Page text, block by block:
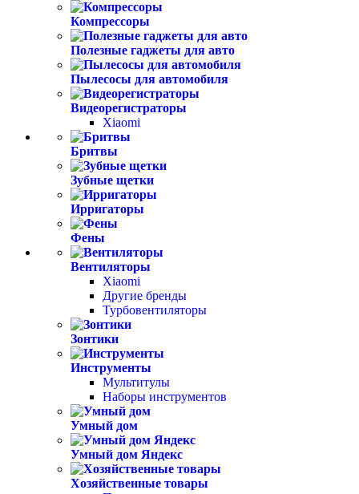
Компрессоры
Полезные гаджеты для авто
Пылесосы для автомобиля
Видеорегистраторы
Xiaomi
Бритвы
Зубные щетки
Ирригаторы
Фены
Вентиляторы
Xiaomi
Другие бренды
Турбовентиляторы
Зонтики
Инструменты
Мультитулы
Наборы инструментов
Умный дом
Умный дом Яндекс
Хозяйственные товары